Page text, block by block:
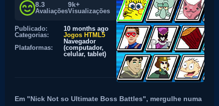
8.3
Avaliações
9k+
Visualizações
Publicado:
10 months ago
Categorias:
Jogos HTML5
Plataformas:
Navegador
(computador,
celular, tablet)
Em "Nick Not so Ultimate Boss Battles", mergulhe numa